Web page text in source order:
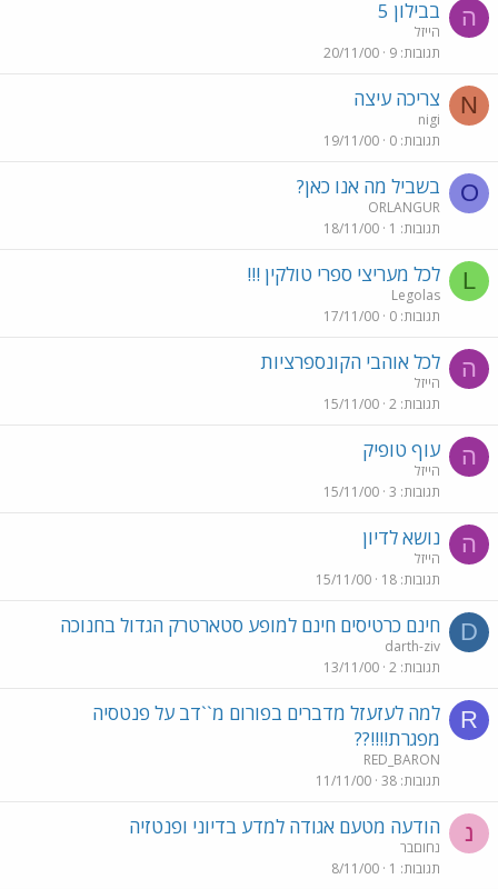
ה בבילון 5
הייזל
תגובות 9
20/11/00
N צריכה עיצה
nigi
תגובות 0
19/11/00
O בשביל מה אנו כאן?
ORLANGUR
תגובות 1
18/11/00
L לכל מעריצי ספרי טולקין !!!
Legolas
תגובות 0
17/11/00
ה לכל אוהבי הקונספרציות
הייזל
תגובות 2
15/11/00
ה עוף טופיק
הייזל
תגובות 3
15/11/00
ה נושא לדיון
הייזל
תגובות 18
15/11/00
D חינם כרטיסים חינם למופע סטארטרק הגדול בחנוכה
darth-ziv
תגובות 2
13/11/00
R
למה לעזעזל מדברים בפורום מ``דב על פנטסיה
מפגרת!!!!??
RED_BARON
תגובות 38
11/11/00
נ הודעה מטעם אגודה למדע בדיוני ופנטזיה
נחוםבר
תגובות 1
8/11/00